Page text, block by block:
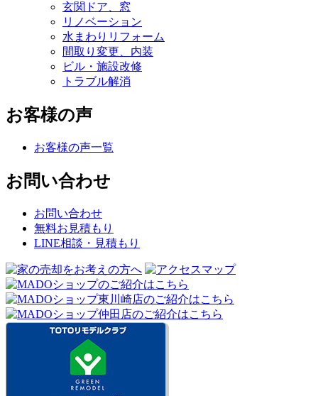
玄関ドア、窓
リノベーション
水まわりリフォーム
間取り変更、内装
ビル・施設改修
トラブル解消
お客様の声
お客様の声一覧
お問い合わせ
お問い合わせ
無料お見積もり
LINE相談・見積もり